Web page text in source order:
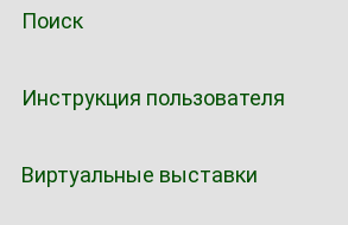
Поиск
Инструкция пользователя
Виртуальные выставки